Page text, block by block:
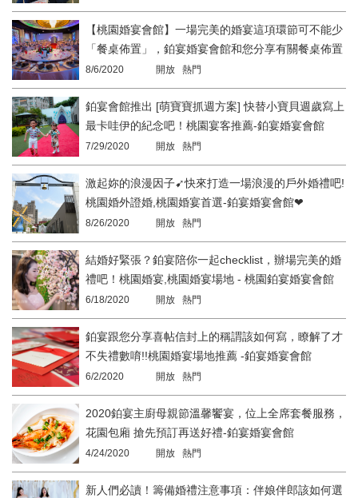
【桃園婚宴會館】一場完美的婚宴這項環節可不能少
「餐桌佈置」，鉑宴婚宴會館和您分享有關餐桌佈置
的小技巧-桃園宴會場地首選！
8/6/2020 開放 熱門
鉑宴會館推出 [萌寶寶抓週方案] 快替小寶貝週歲寫上
最卡哇伊的紀念吧！桃園宴客推薦-鉑宴婚宴會館
7/29/2020 開放 熱門
激起妳的浪漫因子➹快來打造一場浪漫的戶外婚禮吧!
桃園婚外證婚,桃園婚宴首選-鉑宴婚宴會館❤
8/26/2020 開放 熱門
結婚好緊張？鉑宴陪你一起checklist，辦場完美的婚
禮吧！桃園婚宴,桃園婚宴場地 - 桃園鉑宴婚宴會館
6/18/2020 開放 熱門
鉑宴跟您分享喜帖信封上的稱謂該如何寫，瞭解了才
不失禮數唷!!桃園婚宴場地推薦 -鉑宴婚宴會館
6/2/2020 開放 熱門
2020鉑宴主廚母親節溫馨饗宴，位上全席套餐服務，
花園包廂 搶先預訂再送好禮-鉑宴婚宴會館
4/24/2020 開放 熱門
新人們必讀！籌備婚禮注意事項：伴娘伴郎該如何選